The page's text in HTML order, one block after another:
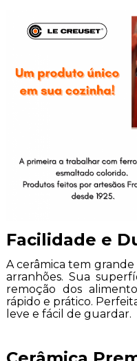
Facilidade e
A cerâmica tem grande
arranhões. Sua
remoção dos
rápido e prático.
leve e fácil de guardar.